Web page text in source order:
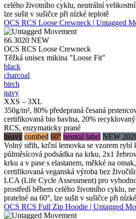
celého životního cyklu, neutrální velikostní
lze sušit v sušičce při nízké teplotě
OCS RCS Loose Crewneck | Untagged
66.3020 NEW
OCS RCS Loose Crewneck
Těžká unisex mikina "Loose Fit"
black
charcoal
birch
navy
XXS – 3XL
350g/m², 80% předepraná česaná
certifikovaná bio bavlna, 20%
RCS, enzymaticky prané
heavy combed 60° neutral label NEW
Volný střih, krční lemovka se vzorem rybí
půlměsícová podsádka na krku, 2x1
krku a v pase s elastanem, měkké na
certifikovaná veganská výroba bez
LCA (Life Cycle Assessment) pro
prostředí během celého životního cyklu,
pratelné na 60°, lze sušit v sušičce při
OCS RCS Full Zip Hoodie | Untagged